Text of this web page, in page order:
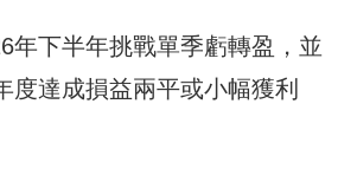
年下半年挑戰單季虧轉盈，並
度達成損益兩平或小幅獲利